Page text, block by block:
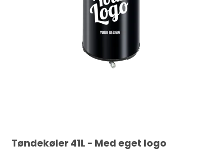
Tøndekøler 41L - Med eget logo